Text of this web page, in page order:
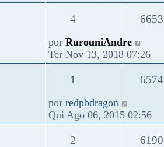
4 6653
por RurouniAndre
Ter Nov 13, 2018 07:26
1 6574
por redpbdragon
Qui Ago 06, 2015 02:56
2 6190